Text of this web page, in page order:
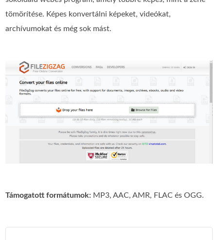
tömörítése. Képes konvertálni képeket, videókat,
archívumokat és még sok mást.
Támogatott formátumok: MP3, AAC, AMR, FLAC és OGG.